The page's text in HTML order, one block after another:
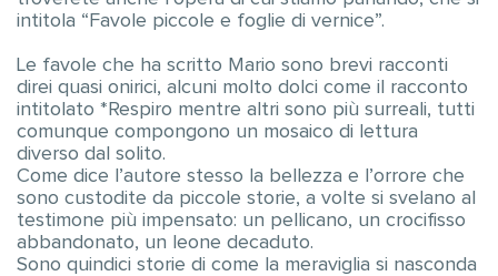
intitola “Favole piccole e foglie di vernice”.
Le favole che ha scritto Mario sono brevi racconti
direi quasi onirici, alcuni molto dolci come il racconto
intitolato *Respiro mentre altri sono più surreali, tutti
comunque compongono un mosaico di lettura
diverso dal solito.
Come dice l’autore stesso la bellezza e l’orrore che
sono custodite da piccole storie, a volte si svelano al
testimone più impensato: un pellicano, un crocifisso
abbandonato, un leone decaduto.
Sono quindici storie di come la meraviglia si nasconda